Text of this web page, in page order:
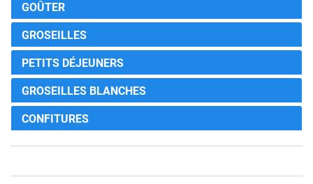
GOÛTER
GROSEILLES
PETITS DÉJEUNERS
GROSEILLES BLANCHES
CONFITURES